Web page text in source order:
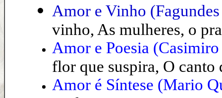
Amor e Vinho
vinho, As mulheres, o
Amor e Poesia
flor que suspira, O
Amor é Síntese (Mario